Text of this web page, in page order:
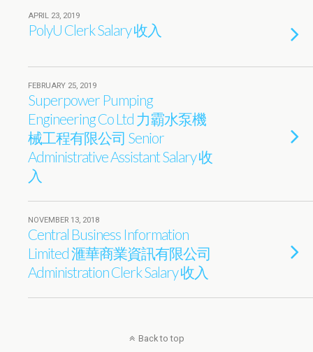
APRIL 23, 2019
PolyU Clerk Salary 收入
FEBRUARY 25, 2019
Superpower Pumping
Engineering Co Ltd 力霸水泵機
械工程有限公司 Senior
Administrative Assistant Salary 收
入
NOVEMBER 13, 2018
Central Business Information
Limited 滙華商業資訊有限公司
Administration Clerk Salary 收入
Back to top